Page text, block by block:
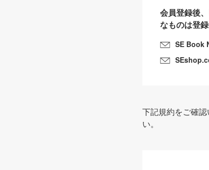
会員登録後
なものは登
SE Book
下記規約をご確
い。